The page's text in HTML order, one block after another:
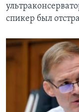
спикер был